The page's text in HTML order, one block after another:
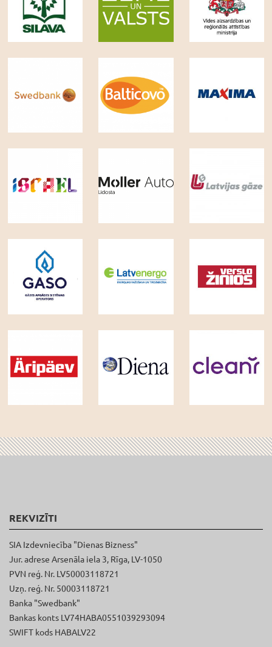
REKVIZĪTI
SIA Izdevniecība "Dienas Bizness"
Jur. adrese Arsenāla iela 3, Rīga, LV-1050
PVN reģ. Nr. LV50003118721
Uzņ. reģ. Nr. 50003118721
Banka "Swedbank"
Bankas konts LV74HABA0551039293094
SWIFT kods HABALV22